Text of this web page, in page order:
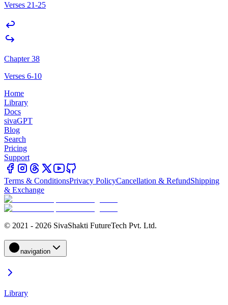
Verses 21-25
Chapter 38
Verses 6-10
Home
Library
Docs
sivaGPT
Blog
Search
Pricing
Support
Terms & ConditionsPrivacy PolicyCancellation & RefundShipping
& Exchange
© 2021 - 2026 SivaShakti FutureTech Pvt. Ltd.
navigation
Library